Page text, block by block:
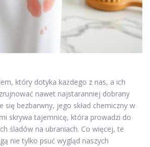
który dotyka każdego z nas, a ich
nawet najstaranniej dobrany
się bezbarwny, jego skład chemiczny w
skrywa tajemnicę, która prowadzi do
śladów na ubraniach. Co więcej, te
nie tylko psuć wygląd naszych